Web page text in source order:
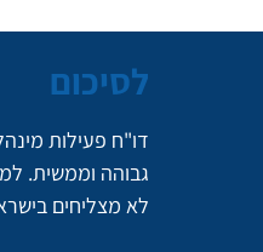
לסיכום
דו"ח פעילות
לא מצליחים